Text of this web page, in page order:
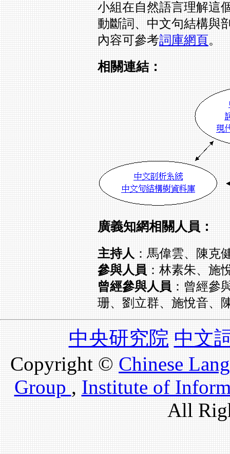
小組在自然語言理解這
動斷詞、中文句結構與
內容可參考詞庫網頁。
相關連結：
廣義知網相關人員：
主持人 ：馬偉雲、陳克
參與人員 ：林素朱、施
曾經參與人員 ：曾經參
珊、劉立群、施悅音、
中央研究院 中文
Copyright © Chinese
Group , Institute of
All